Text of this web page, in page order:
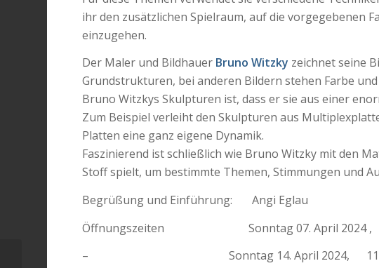
ihr den zusätzlichen Spielraum, auf die vorgegebenen
einzugehen.
Der Maler und Bildhauer Bruno Witzky zeichnet seine
Grundstrukturen, bei anderen Bildern stehen Farbe
Bruno Witzkys Skulpturen ist, dass er sie aus einer
Zum Beispiel verleiht den Skulpturen aus
Platten eine ganz eigene Dynamik.
Faszinierend ist schließlich wie Bruno Witzky mit den
Stoff spielt, um bestimmte Themen, Stimmungen und
Begrüßung und Einführung: Angi Eglau
Öffnungszeiten Sonntag 07. April 2024 ,
– Sonntag 14. April 2024, 11:00
„No.6 Schwarz-Weiß“,